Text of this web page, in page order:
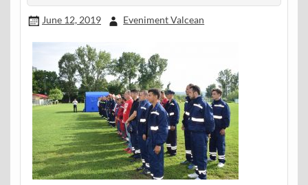
June 12, 2019 Eveniment Valcean